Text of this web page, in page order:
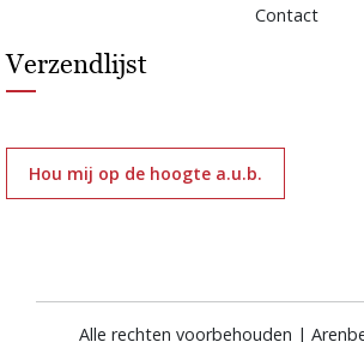
Contact
Verzendlijst
Hou mij op de hoogte a.u.b.
Alle rechten voorbehouden |